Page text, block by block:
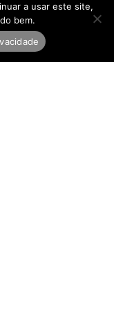
a usar este site,
bem.